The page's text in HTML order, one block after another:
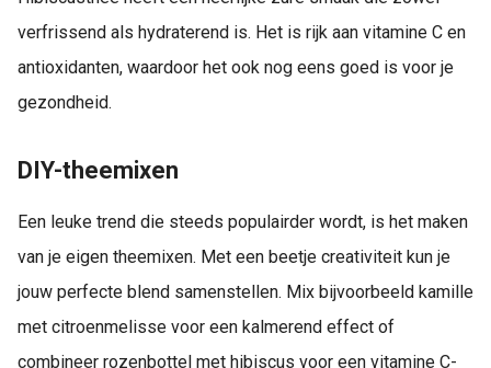
verfrissend als hydraterend is. Het is rijk aan vitamine C en
antioxidanten, waardoor het ook nog eens goed is voor je
gezondheid.
DIY-theemixen
Een leuke trend die steeds populairder wordt, is het maken
van je eigen theemixen. Met een beetje creativiteit kun je
jouw perfecte blend samenstellen. Mix bijvoorbeeld kamille
met citroenmelisse voor een kalmerend effect of
combineer rozenbottel met hibiscus voor een vitamine C-